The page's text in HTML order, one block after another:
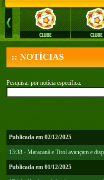
:: NOTÍCIAS
Pesquisar por notícia específica:
Publicada em 02/12/2025
13:38 - Maracanã e Tirol avançam e
Publicada em 01/12/2025